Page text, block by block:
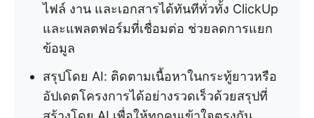
ไฟล์ งาน และเอกสารได้ทันทีทั่วทั้ง ClickUp
และแพลตฟอร์มที่เชื่อมต่อ ช่วยลดการแยก
ข้อมูล
สรุปโดย AI: ติดตามเนื้อหาในกระทู้ยาวหรือ
อัปเดตโครงการได้อย่างรวดเร็วด้วยสรุปที่